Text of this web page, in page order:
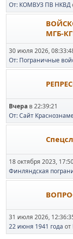
От: КОМВУЗ ПВ НКВД
МГБ-
30 июля 2026,
От: Пограничные
Вчера в 22:39:21
От: Сайт
18 октября 2023,
Финляндская
31 июля 2026,
22 июня 1941 года от